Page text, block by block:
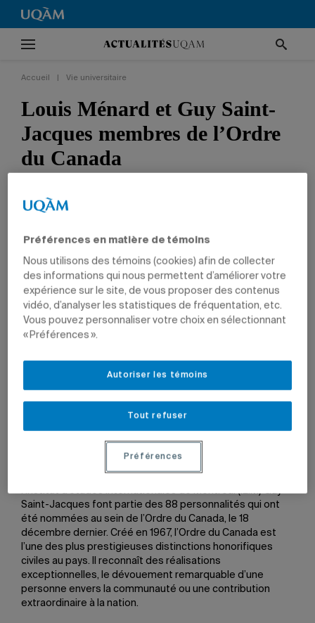
Accueil Vie universitaire
Louis Ménard et Guy Saint-
Jacques membres de l’Ordre
du Canada
Le professeur retraité et le
sont honorés pour leurs réalisations
exceptionnelles.
PRIX ET DISTINCTIONS
Louis Ménard et Guy Saint-Jacques. Photos: Magenta
l’Institut d’études internationales de Montréal (IEIM) Guy
Saint-Jacques font partie des 88 personnalités qui ont
été nommées au sein de l’Ordre du Canada, le 18
décembre dernier. Créé en 1967, l’Ordre du Canada est
l’une des plus prestigieuses distinctions honorifiques
civiles au pays. Il reconnaît des réalisations
exceptionnelles, le dévouement remarquable d’une
personne envers la communauté ou une contribution
extraordinaire à la nation.
Préférences en matière de témoins
Nous utilisons des témoins (cookies) afin de collecter
des informations qui nous permettent d’améliorer votre
expérience sur le site, de vous proposer des contenus
vidéo, d’analyser les statistiques de fréquentation, etc.
Vous pouvez personnaliser votre choix en sélectionnant
« Préférences ».
Tout refuser
Autoriser les témoins
Préférences